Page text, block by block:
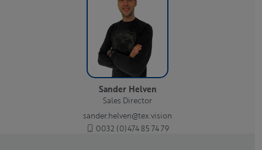
Sander Helven
Sales Director
sander.helven@tex.vision
0032 (0)474 85 74 79